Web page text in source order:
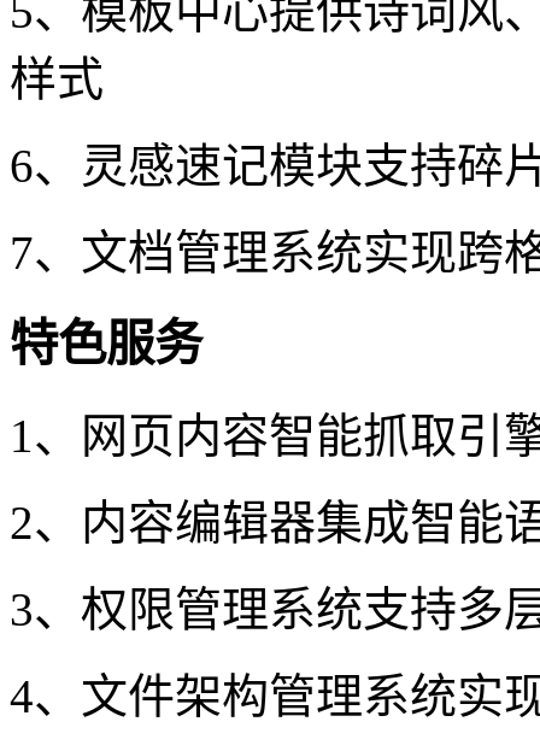
5、模板中心提供诗词风
样式
6、灵感速记模块支持碎
7、文档管理系统实现跨
特色服务
1、网页内容智能抓取引
2、内容编辑器集成智能
3、权限管理系统支持多
4、文件架构管理系统实